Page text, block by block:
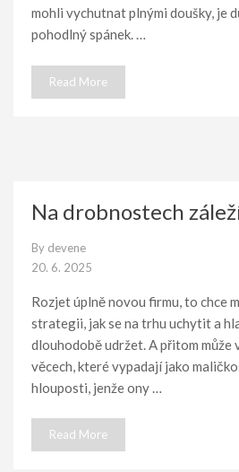
mohli vychutnat plnými doušky, je
pohodlný spánek. …
Read More
Na drobnostech
By devene
20. 6. 2025
Rozjet úplně novou firmu, to chce
strategii, jak se na trhu uchytit a
dlouhodobě udržet. A přitom může
věcech, které vypadají jako
hlouposti, jenže ony …
Read More